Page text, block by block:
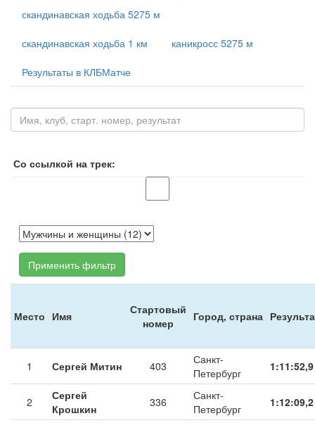
скандинавская ходьба 5275 м
скандинавская ходьба 1 км каникросс 5275 м
Результаты в КЛБМатче
Со ссылкой на трек:
Применить фильтр
Место Имя
Стартовый
номер
Город, страна
1 Сергей Митин 403
Санкт-
Петербург
1:11:52,9
2
Сергей
Крошкин
336
Санкт-
Петербург
1:12:09,2